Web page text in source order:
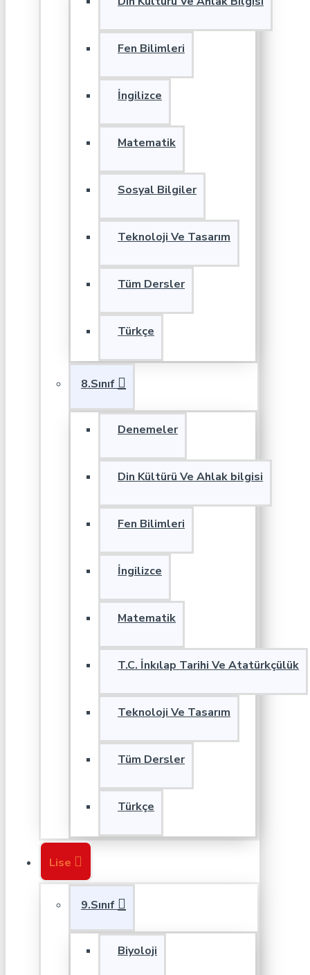
Fen Bilimleri
İngilizce
Matematik
Sosyal Bilgiler
Teknoloji Ve Tasarım
Tüm Dersler
Türkçe
8.Sınıf
Denemeler
Din Kültürü Ve Ahlak bilgisi
Fen Bilimleri
İngilizce
Matematik
T.C. İnkılap Tarihi Ve Atatürkçülük
Teknoloji Ve Tasarım
Tüm Dersler
Türkçe
Lise
9.Sınıf
Biyoloji